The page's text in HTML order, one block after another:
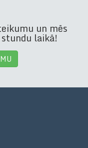
un mēs
laikā!